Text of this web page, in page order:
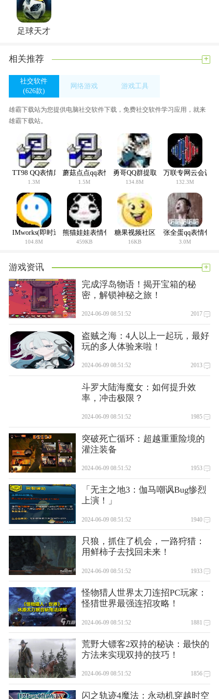
足球天才
相关推荐 +
社交软件
(626款)
网络游戏
游戏工具
雄霸下载站为您提供电脑社交软件下载，免费社交软件学习应用，就来
雄霸下载站。
TT98 QQ表情库之大3D表情
1.3M
蘑菇点点qq表情
1.5M
勇哥QQ群提取器
134.8M
万联专网云会议
132.3M
IMworks(即时通讯软件)
104.8M
熊猫娃娃表情包
459KB
糖果视频社区
16KB
张全蛋qq表情包
3.0M
游戏资讯 +
完成浮岛物语！揭开宝箱的秘
密，解锁神秘之旅！
2024-06-09 08:51:52 2017
盗贼之海：4人以上一起玩，最好
玩的多人体验来啦！
2024-06-09 08:51:52 2013
斗罗大陆海魔女：如何提升效
率，冲击极限？
2024-06-09 08:51:52 1985
突破死亡循环：超越重重险境的
灌注装备
2024-06-09 08:51:52 1953
「无主之地3：伽马嘲讽Bug惨烈
上演！」
2024-06-09 08:51:52 1940
只狼，抓住了机会，一路狩猎：
用鲜柿子去找回未来！
2024-06-09 08:51:52 1933
怪物猎人世界太刀连招PC玩家：
怪猎世界最强连招攻略！
2024-06-09 08:51:52 1881
荒野大镖客2双持的秘诀：最快的
方法来实现双持的技巧！
2024-06-09 08:51:52 1856
闪之轨迹4魔法：永动机穿越时空